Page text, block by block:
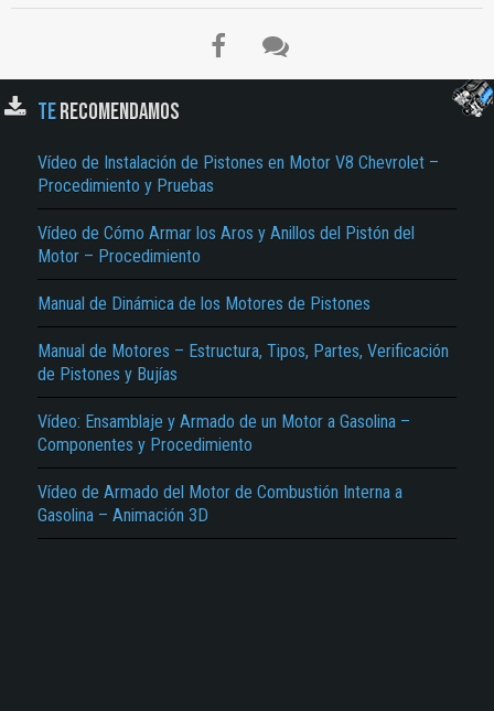
TERECOMENDAMOS
Vídeo de Instalación de Pistones en Motor V8 Chevrolet –
Procedimiento y Pruebas
Vídeo de Cómo Armar los Aros y Anillos del Pistón del
Motor – Procedimiento
Manual de Dinámica de los Motores de Pistones
Manual de Motores – Estructura, Tipos, Partes, Verificación
de Pistones y Bujías
Vídeo: Ensamblaje y Armado de un Motor a Gasolina –
Componentes y Procedimiento
Vídeo de Armado del Motor de Combustión Interna a
Gasolina – Animación 3D
El Título es incorrecto según el contenido.